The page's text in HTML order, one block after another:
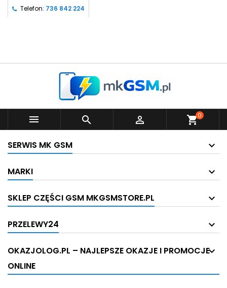
Telefon: 736 842 224
   shopping_cart0
SERWIS MK GSM
MARKI
SKLEP CZĘŚCI GSM MKGSMSTORE.PL
PRZELEWY24
OKAZJOLOG.PL – NAJLEPSZE OKAZJE I PROMOCJE
ONLINE